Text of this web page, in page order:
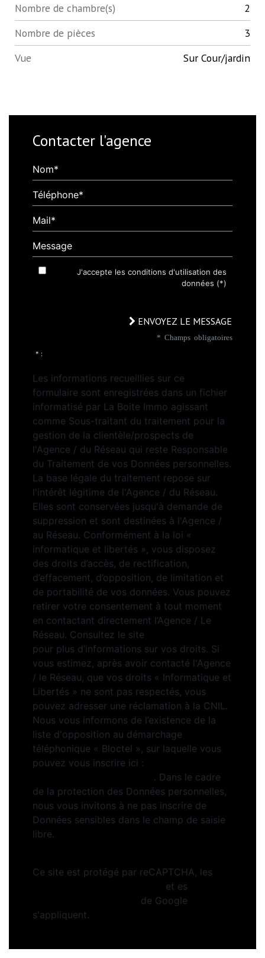
Nombre de chambre(s)
2
Nombre de pièces
3
Vue
Sur Cour/jardin
Contacter l'agence
Nom*
Téléphone*
Mail*
Message
J'accepte les conditions d'utilisation des
données (*)
ENVOYEZ LE MESSAGE
* Champs obligatoires
* :
Les informations recueillies sur ce
formulaire sont enregistrées dans un fichier
informatisé par La Boite Immo agissant
comme Sous-traitant du traitement pour la
gestion de la clientèle/prospects de
l'Agence / du Réseau qui reste Responsable
du Traitement de vos Données personnelles.
La base légale du traitement repose sur
l'intérêt légitime de l'Agence / du Réseau.
Elles sont conservées jusqu'à demande de
suppression et sont destinées à l'Agence /
au Réseau. Conformément à la loi «
informatique et libertés », vous disposez
des droits d’accès, de rectification,
d’effacement, d’opposition, de limitation et
de portabilité de vos données. Vous pouvez
retirer votre consentement à tout moment
en contactant directement l’Agence / Le
Réseau. Consultez le site
pour plus d’informations sur vos droits. Si
vous estimez, après avoir contacté l'Agence
/ le Réseau, que vos droits « Informatique et
Libertés » ne sont pas respectés, vous
pouvez adresser une réclamation à la CNIL.
Nous vous informons de l’existence de la
liste d'opposition au démarchage
téléphonique « Bloctel », sur laquelle vous
pouvez vous inscrire ici :
. Dans le cadre
de la protection des Données personnelles,
nous vous invitons à ne pas inscrire de
Données sensibles dans le champ de saisie
libre.
Ce site est protégé par reCAPTCHA, les
et es
de Google
s'appliquent.